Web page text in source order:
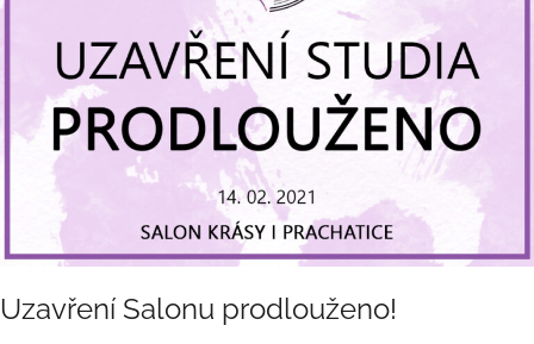
Uzavření Salonu prodlouženo!